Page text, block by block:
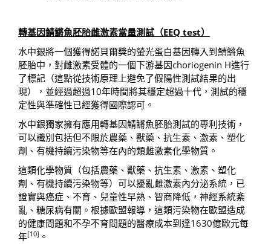
轉基因鯖鱂魚胚胎雌激素當量測試（EEQ test）
水中銀將一個獲得諾貝爾獎的螢光蛋白基因轉入到鯖鱂魚
胚胎中，對雌激素受體的一個下游基因choriogenin H進行
了標記（這點從技術原理上避免了假陽性測試結果的出
現），並經過超過10年時間將其穩定超過十代，測試的穩
定性與準確性已經獲得國際認可。
水中銀獨家擁有應用轉基因鯖鱂魚胚胎測試的專利技術，
可以識別包括但不限於農藥、獸藥、抗生素、激素、塑化
劑、有機持續污染物等在內的類雌激素化學物質。
這類化學物質（包括農藥、獸藥、抗生素、激素、塑化
劑、有機持續污染物等）可以擾亂雌激素內分泌系統，已
證實與癌症、不育、兒童性早熟、智商降低，神經系統紊
亂、糖尿病有關。根據歐盟報導，這類污染物在歐盟造成
的健康問題和不孕不育問題的醫療成本到達1630億歐元每
年[10] 。